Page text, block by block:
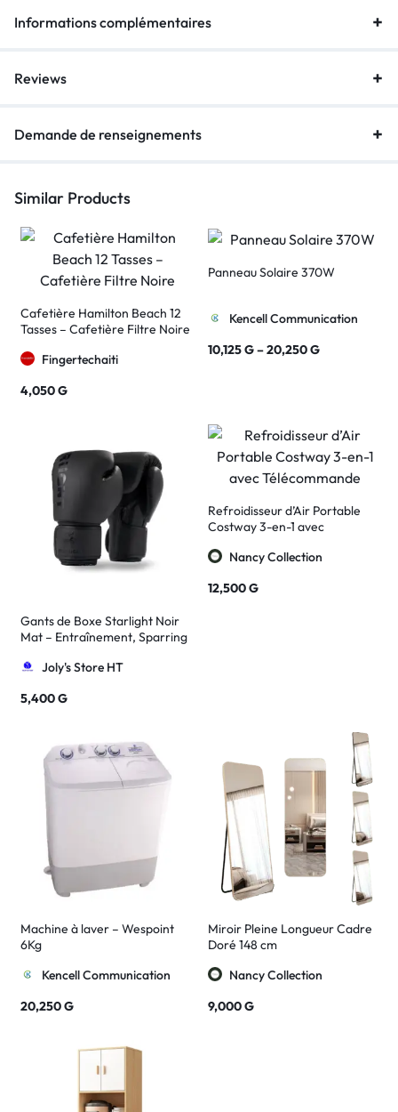
Informations complémentaires
Reviews
Demande de renseignements
Similar Products
Cafetière Hamilton Beach 12
Tasses – Cafetière Filtre Noire
Fingertechaiti
4,050G
Panneau Solaire 370W
Kencell Communication
10,125G–20,250G
Gants de Boxe Starlight Noir
Mat – Entraînement, Sparring
Joly's Store HT
5,400G
Refroidisseur d’Air Portable
Costway 3-en-1 avec
Nancy Collection
12,500G
Machine à laver – Wespoint
6Kg
Kencell Communication
20,250G
Miroir Pleine Longueur Cadre
Doré 148 cm
Nancy Collection
9,000G